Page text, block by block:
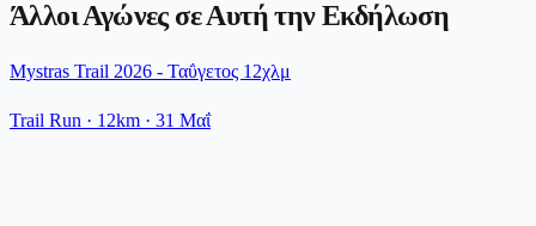
Άλλοι Αγώνες σε Αυτή την Εκδήλωση
Mystras Trail 2026 - Ταΰγετος 12χλμ
Trail Run · 12km · 31 Μαΐ